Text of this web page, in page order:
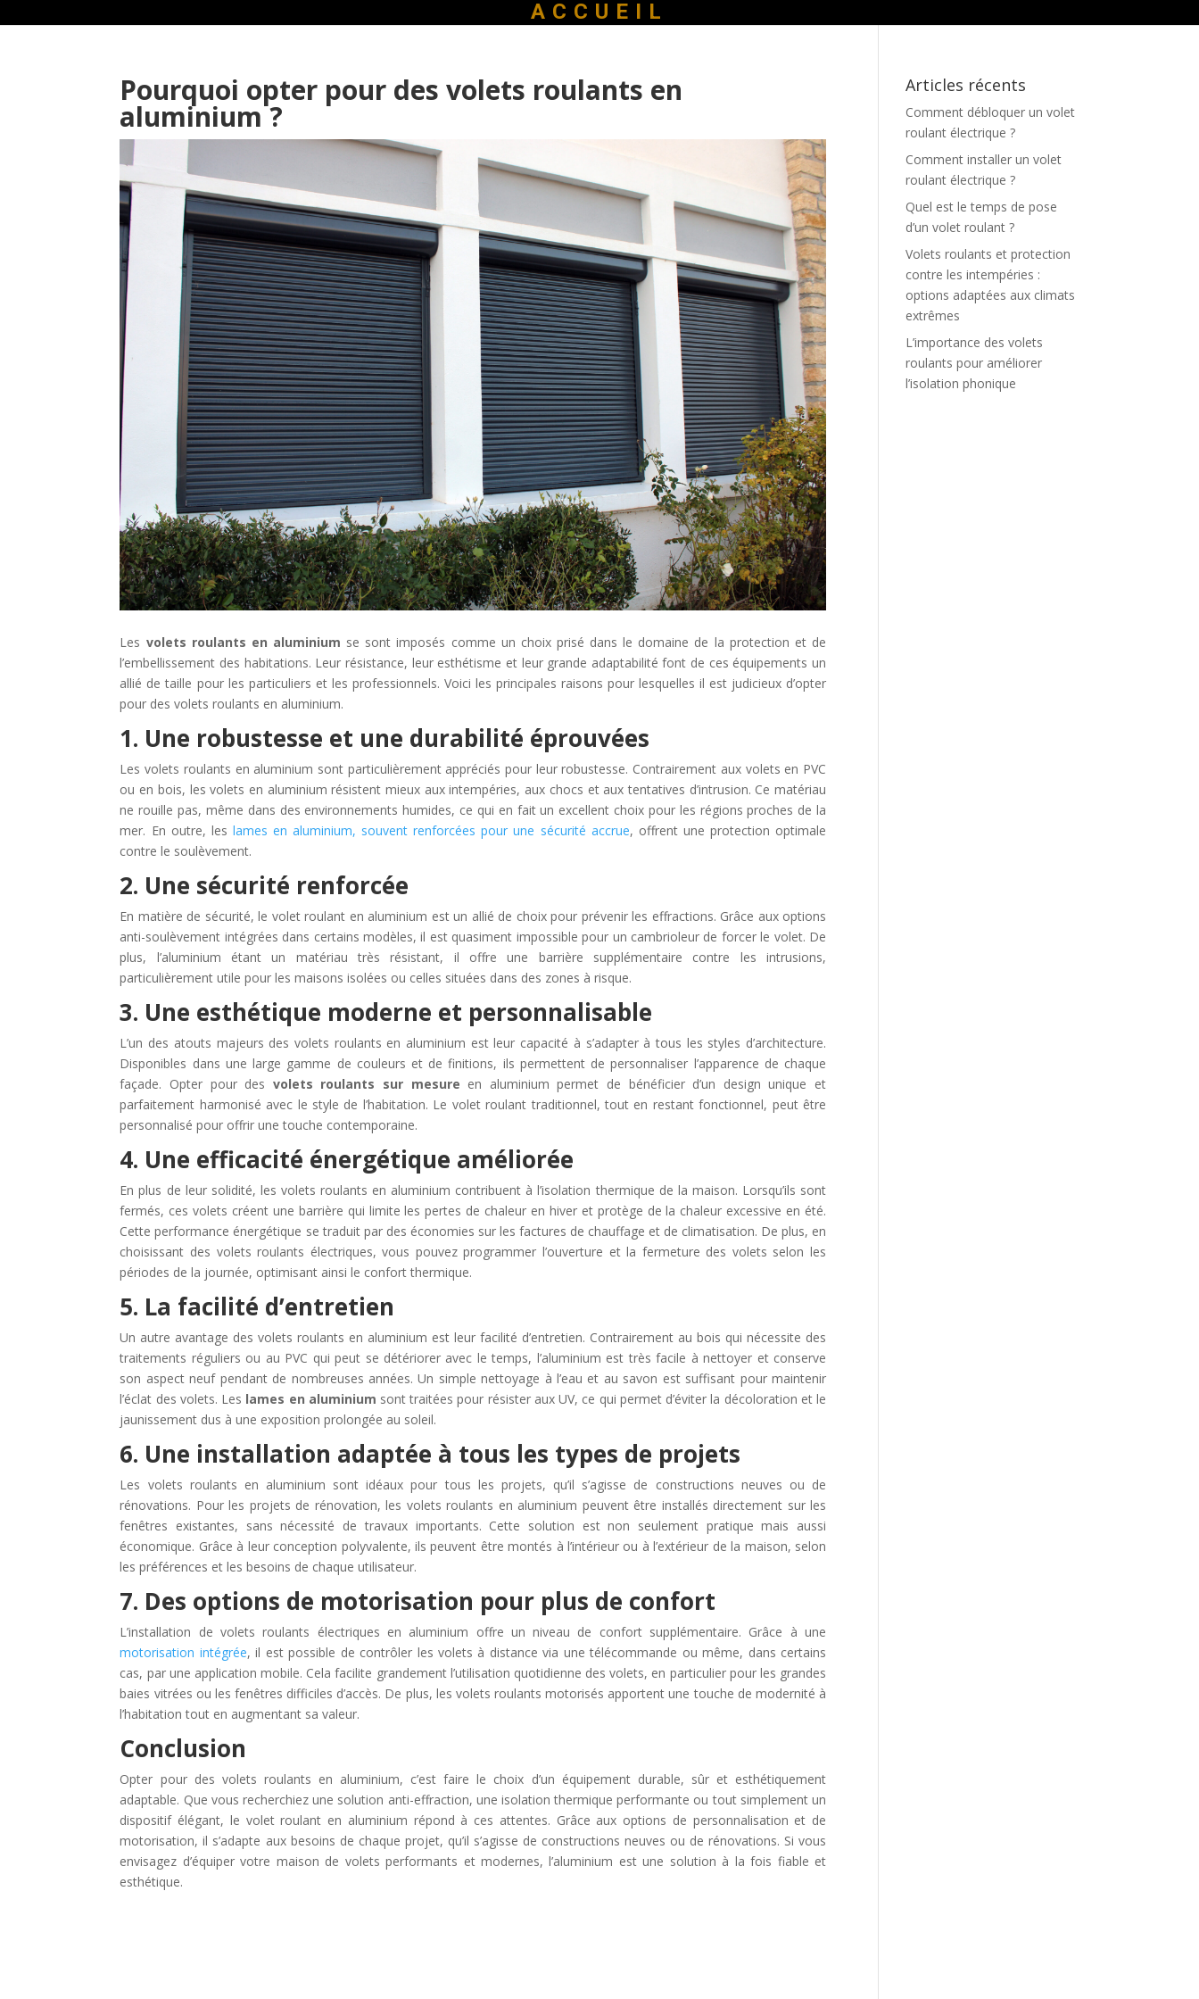
ACCUEIL
Pourquoi opter pour des volets roulants en
aluminium ?
Les volets roulants en aluminium se sont imposés comme un choix prisé dans le domaine de la protection et de
l’embellissement des habitations. Leur résistance, leur esthétisme et leur grande adaptabilité font de ces équipements un
allié de taille pour les particuliers et les professionnels. Voici les principales raisons pour lesquelles il est judicieux d’opter
pour des volets roulants en aluminium.
1. Une robustesse et une durabilité éprouvées
Les volets roulants en aluminium sont particulièrement appréciés pour leur robustesse. Contrairement aux volets en PVC
ou en bois, les volets en aluminium résistent mieux aux intempéries, aux chocs et aux tentatives d’intrusion. Ce matériau
ne rouille pas, même dans des environnements humides, ce qui en fait un excellent choix pour les régions proches de la
mer. En outre, les lames en aluminium, souvent renforcées pour une sécurité accrue, offrent une protection optimale
contre le soulèvement.
2. Une sécurité renforcée
En matière de sécurité, le volet roulant en aluminium est un allié de choix pour prévenir les effractions. Grâce aux options
anti-soulèvement intégrées dans certains modèles, il est quasiment impossible pour un cambrioleur de forcer le volet. De
plus, l’aluminium étant un matériau très résistant, il offre une barrière supplémentaire contre les intrusions,
particulièrement utile pour les maisons isolées ou celles situées dans des zones à risque.
3. Une esthétique moderne et personnalisable
L’un des atouts majeurs des volets roulants en aluminium est leur capacité à s’adapter à tous les styles d’architecture.
Disponibles dans une large gamme de couleurs et de finitions, ils permettent de personnaliser l’apparence de chaque
façade. Opter pour des volets roulants sur mesure en aluminium permet de bénéficier d’un design unique et
parfaitement harmonisé avec le style de l’habitation. Le volet roulant traditionnel, tout en restant fonctionnel, peut être
personnalisé pour offrir une touche contemporaine.
4. Une efficacité énergétique améliorée
En plus de leur solidité, les volets roulants en aluminium contribuent à l’isolation thermique de la maison. Lorsqu’ils sont
fermés, ces volets créent une barrière qui limite les pertes de chaleur en hiver et protège de la chaleur excessive en été.
Cette performance énergétique se traduit par des économies sur les factures de chauffage et de climatisation. De plus, en
choisissant des volets roulants électriques, vous pouvez programmer l’ouverture et la fermeture des volets selon les
périodes de la journée, optimisant ainsi le confort thermique.
5. La facilité d’entretien
Un autre avantage des volets roulants en aluminium est leur facilité d’entretien. Contrairement au bois qui nécessite des
traitements réguliers ou au PVC qui peut se détériorer avec le temps, l’aluminium est très facile à nettoyer et conserve
son aspect neuf pendant de nombreuses années. Un simple nettoyage à l’eau et au savon est suffisant pour maintenir
l’éclat des volets. Les lames en aluminium sont traitées pour résister aux UV, ce qui permet d’éviter la décoloration et le
jaunissement dus à une exposition prolongée au soleil.
6. Une installation adaptée à tous les types de projets
Les volets roulants en aluminium sont idéaux pour tous les projets, qu’il s’agisse de constructions neuves ou de
rénovations. Pour les projets de rénovation, les volets roulants en aluminium peuvent être installés directement sur les
fenêtres existantes, sans nécessité de travaux importants. Cette solution est non seulement pratique mais aussi
économique. Grâce à leur conception polyvalente, ils peuvent être montés à l’intérieur ou à l’extérieur de la maison, selon
les préférences et les besoins de chaque utilisateur.
7. Des options de motorisation pour plus de confort
L’installation de volets roulants électriques en aluminium offre un niveau de confort supplémentaire. Grâce à une
motorisation intégrée, il est possible de contrôler les volets à distance via une télécommande ou même, dans certains
cas, par une application mobile. Cela facilite grandement l’utilisation quotidienne des volets, en particulier pour les grandes
baies vitrées ou les fenêtres difficiles d’accès. De plus, les volets roulants motorisés apportent une touche de modernité à
l’habitation tout en augmentant sa valeur.
Conclusion
Opter pour des volets roulants en aluminium, c’est faire le choix d’un équipement durable, sûr et esthétiquement
adaptable. Que vous recherchiez une solution anti-effraction, une isolation thermique performante ou tout simplement un
dispositif élégant, le volet roulant en aluminium répond à ces attentes. Grâce aux options de personnalisation et de
motorisation, il s’adapte aux besoins de chaque projet, qu’il s’agisse de constructions neuves ou de rénovations. Si vous
envisagez d’équiper votre maison de volets performants et modernes, l’aluminium est une solution à la fois fiable et
esthétique.
Articles récents
Comment débloquer un volet
roulant électrique ?
Comment installer un volet
roulant électrique ?
Quel est le temps de pose
d’un volet roulant ?
Volets roulants et protection
contre les intempéries :
options adaptées aux climats
extrêmes
L’importance des volets
roulants pour améliorer
l’isolation phonique